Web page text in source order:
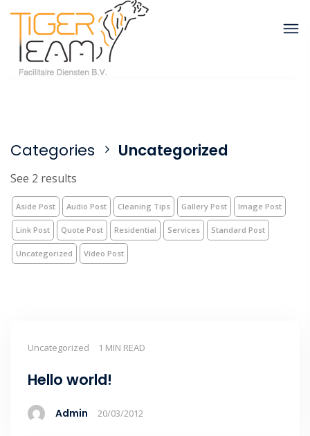
Categories Uncategorized
See 2 results
Aside Post Audio Post Cleaning Tips Gallery Post Image Post
Link Post Quote Post Residential Services Standard Post
Uncategorized Video Post
Uncategorized 1 MIN READ
Hello world!
Admin 20/03/2012